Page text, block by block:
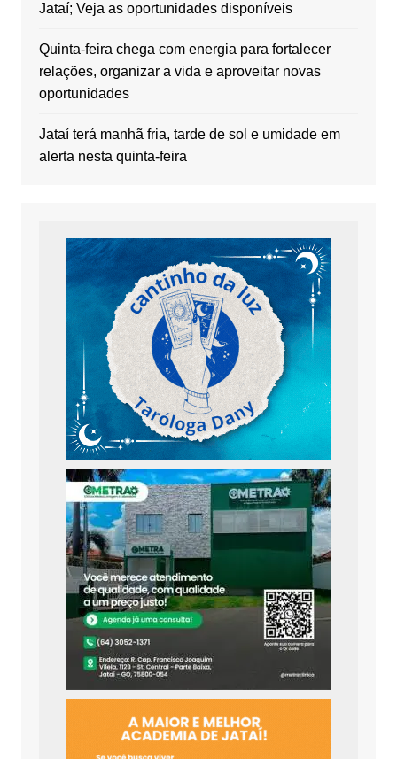
Jataí; Veja as oportunidades disponíveis
Quinta-feira chega com energia para fortalecer
relações, organizar a vida e aproveitar novas
oportunidades
Jataí terá manhã fria, tarde de sol e umidade em
alerta nesta quinta-feira